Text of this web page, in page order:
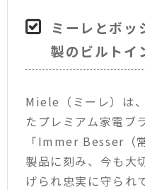
ミーレとボッ
製のビルトイ
Miele（ミーレ）は
たプレミアム家電ブ
「Immer Besser（
製品に刻み、今も大
げられ忠実に守られ